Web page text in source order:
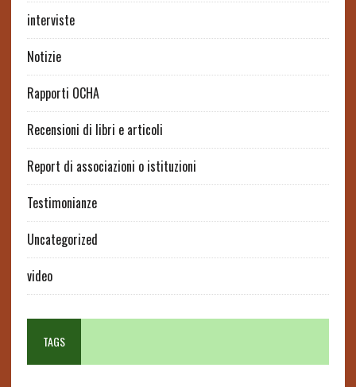
interviste
Notizie
Rapporti OCHA
Recensioni di libri e articoli
Report di associazioni o istituzioni
Testimonianze
Uncategorized
video
TAGS